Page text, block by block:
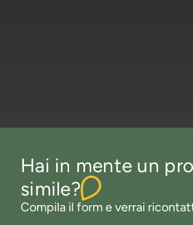
Hai in mente un
simile?
Compila il form e verrai